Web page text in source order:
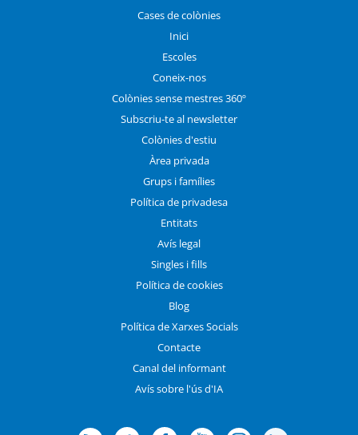
Cases de colònies
Inici
Escoles
Coneix-nos
Colònies sense mestres 360º
Subscriu-te al newsletter
Colònies d'estiu
Àrea privada
Grups i famílies
Política de privadesa
Entitats
Avís legal
Singles i fills
Política de cookies
Blog
Política de Xarxes Socials
Contacte
Canal del informant
Avís sobre l'ús d'IA